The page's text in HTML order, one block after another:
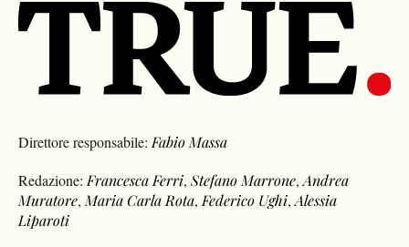
Direttore responsabile: Fabio Massa
Redazione: Francesca Ferri,Stefano Marrone,Andrea
Muratore, Maria Carla Rota, Federico Ughi,Alessia
Liparoti